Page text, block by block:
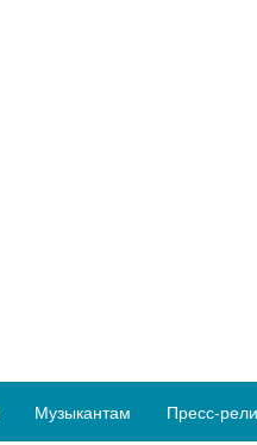
Музыкантам Пресс-